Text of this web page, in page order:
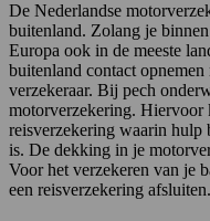
De Nederlandse
buitenland. Zolang je
Europa ook in de meeste
buitenland contact
verzekeraar. Bij pech
motorverzekering. Hiervoor
reisverzekering waarin hulp
is. De dekking in je
Voor het verzekeren van je
een reisverzekering afsluiten.